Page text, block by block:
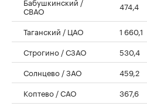
СВАО 474,4
Таганский / ЦАО 1 660,1
Строгино / СЗАО
530,4
Солнцево / ЗАО
459,2
Коптево / САО
367,6